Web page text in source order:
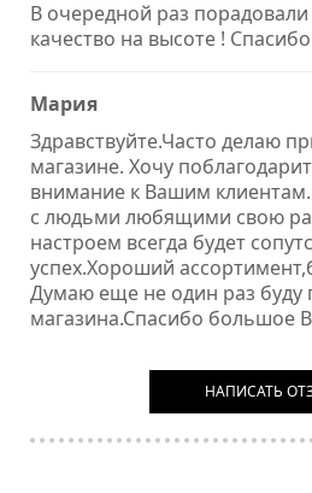
В очередной раз
качество на высоте ! Спасибо
Мария
Здравствуйте.Часто делаю
магазине. Хочу
внимание к Вашим
с людьми любящими свою
настроем всегда будет
успех.Хороший
Думаю еще не один раз буду
магазина.Спасибо большое
НАПИСАТЬ